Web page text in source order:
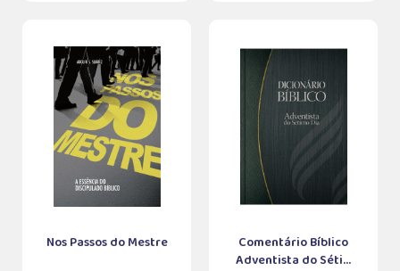
Nos Passos do Mestre
Comentário Bíblico
Adventista do Séti...